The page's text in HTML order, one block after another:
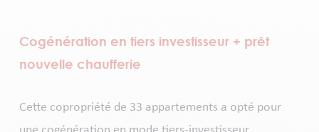
Cogénération en tiers investisseur + prêt
nouvelle chaufferie
Cette copropriété de 33 appartements a opté pour